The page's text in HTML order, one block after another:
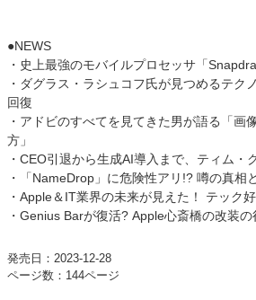
●NEWS
・史上最強のモバイルプロセッサ「
・ダグラス・ラシュコフ氏が見つめるテク
回復
・アドビのすべてを見てきた男が語る「画
方」
・CEO引退から生成AI導入まで、ティム・
・「NameDrop」に危険性アリ!? 噂の真相
・Apple＆IT業界の未来が見えた！ テック
・Genius Barが復活? Apple心斎橋の改装の
発売日：2023-12-28
ページ数：144ページ